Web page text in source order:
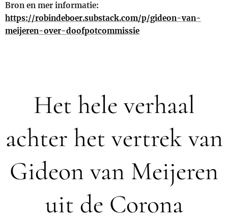
Bron en mer informatie:
https://robindeboer.substack.com/p/gideon-van-
meijeren-over-doofpotcommissie
Het hele verhaal
achter het vertrek van
Gideon van Meijeren
uit de Corona